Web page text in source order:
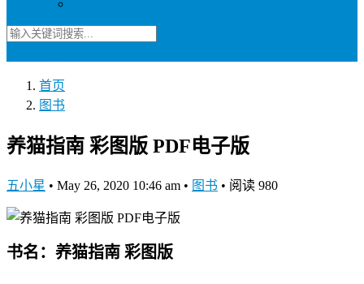
首页
图书
养猫指南 彩图版 PDF电子版
五小星 • May 26, 2020 10:46 am • 图书 • 阅读 980
书名：养猫指南 彩图版